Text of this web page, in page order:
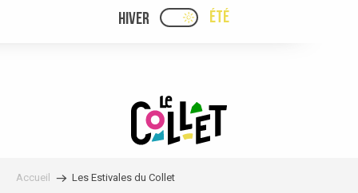
PAGE D’ACCUEIL ACTUELLE ÉTÉ :
HIVER PAGE D’ACCUEIL
ÉTÉ
Accueil Les Estivales du Collet